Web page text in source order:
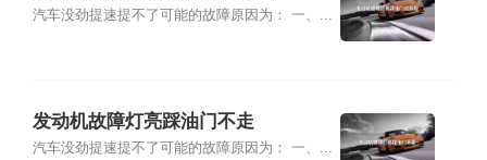
汽车没劲提速提不了可能的故障原因为： 一、...
发动机故障灯亮踩油门不走
汽车没劲提速提不了可能的故障原因为： 一、...